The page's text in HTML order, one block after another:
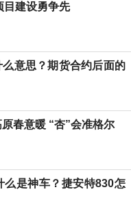
目建设勇争先
意思？期货合约后面的
春意暖 “杏”会准格尔
么是神车？捷安特830怎